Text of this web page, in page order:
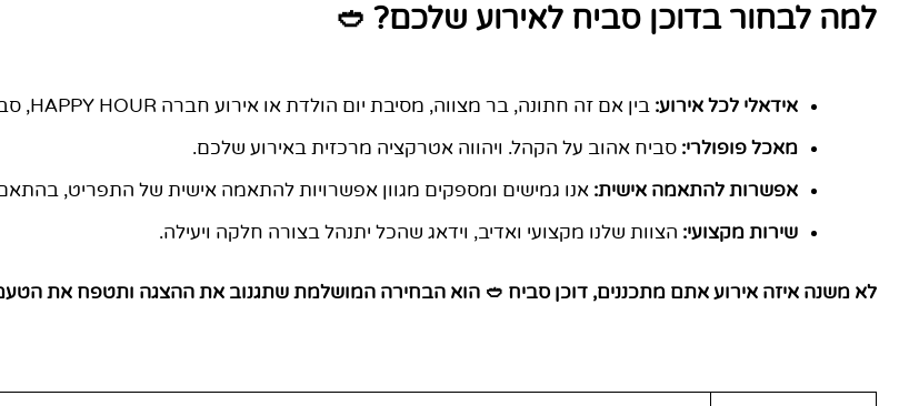
למה לבחור בדוכן סביח לאירוע שלכם? 🥙
אידאלי לכל אירוע: בין אם זה חתונה, בר מצווה, מסיבת יום הולדת או אירוע חברה HAPPY HOUR, סביח מתאים לכל סוג אירוע.
מאכל פופולרי: סביח אהוב על הקהל. ויהווה אטרקציה מרכזית באירוע שלכם.
אפשרות להתאמה אישית: אנו גמישים ומספקים מגוון אפשרויות להתאמה אישית של התפריט,
שירות מקצועי: הצוות שלנו מקצועי ואדיב, וידאג שהכל יתנהל בצורה חלקה ויעילה.
לא משנה איזה אירוע אתם מתכננים, דוכן סביח 🥙 הוא הבחירה המושלמת שתגנוב את ההצגה ותטפח את